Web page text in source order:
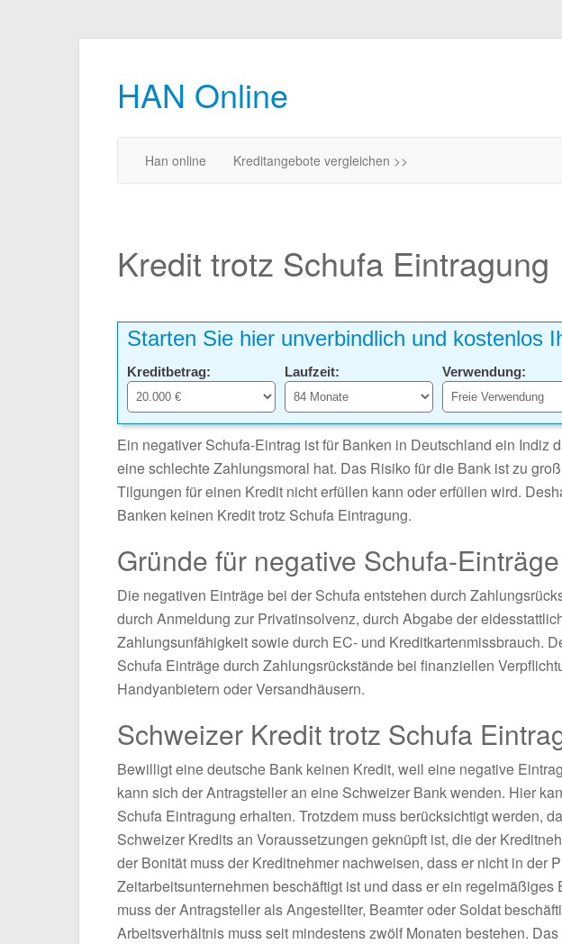
HAN Online
Han online Kreditangebote vergleichen >>
Kredit trotz Schufa Eintragung
Starten Sie hier unverbindlich und kostenlos
Kreditbetrag: Laufzeit: Verwendung:
Ein negativer Schufa-Eintrag ist für Banken in Deutschland ein Indiz
eine schlechte Zahlungsmoral hat. Das Risiko für die Bank ist zu
Tilgungen für einen Kredit nicht erfüllen kann oder erfüllen wird.
Banken keinen Kredit trotz Schufa Eintragung.
Gründe für negative Schufa-Einträge
Die negativen Einträge bei der Schufa entstehen durch
durch Anmeldung zur Privatinsolvenz, durch Abgabe der
Zahlungsunfähigkeit sowie durch EC- und Kreditkartenmissbrauch.
Schufa Einträge durch Zahlungsrückstände bei finanziellen
Handyanbietern oder Versandhäusern.
Schweizer Kredit trotz Schufa
Bewilligt eine deutsche Bank keinen Kredit, weil eine negative
kann sich der Antragsteller an eine Schweizer Bank wenden. Hier
Schufa Eintragung erhalten. Trotzdem muss berücksichtigt werden,
Schweizer Kredits an Voraussetzungen geknüpft ist, die der
der Bonität muss der Kreditnehmer nachweisen, dass er nicht in der
Zeitarbeitsunternehmen beschäftigt ist und dass er ein regelmäßiges
muss der Antragsteller als Angestellter, Beamter oder Soldat
Arbeitsverhältnis muss seit mindestens zwölf Monaten bestehen.